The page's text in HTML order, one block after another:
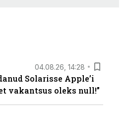
04.08.26, 14:28
Solarisse Apple’i
vakantsus oleks null!”